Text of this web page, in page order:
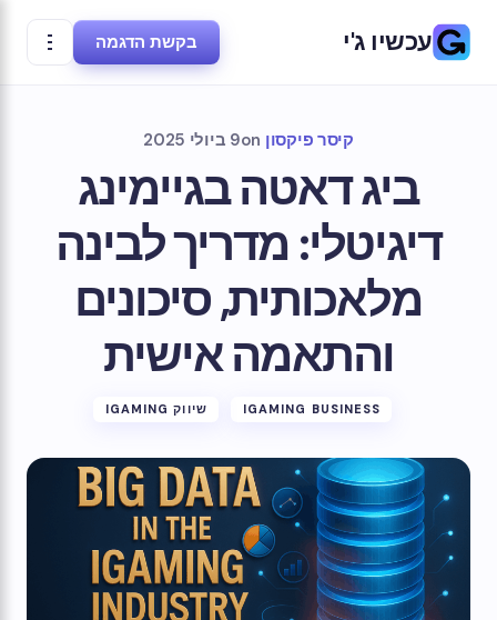
עכשיו ג'י בקשת הדגמה
קיסר פיקסון on9 ביולי 2025
ביג דאטה בגיימינג
דיגיטלי: מדריך לבינה
מלאכותית, סיכונים
והתאמה אישית
IGAMING BUSINESS שיווק IGAMING